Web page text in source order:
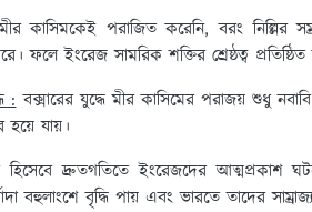
কাসিমকেই পরাজিত করেনি, বরং নিল্লির
ফলে ইংরেজ সামরিক শক্তির শ্রেষ্ঠত্ব
:বক্সারের যুদ্ধে মীর কাসিমের পরাজয় শুধু
হয়ে যায়।
দ্রুতগতিতে ইংরেজদের আত্মপ্রকাশ
বহুলাংশে বৃদ্ধি পায় এবং ভারতে তাদের